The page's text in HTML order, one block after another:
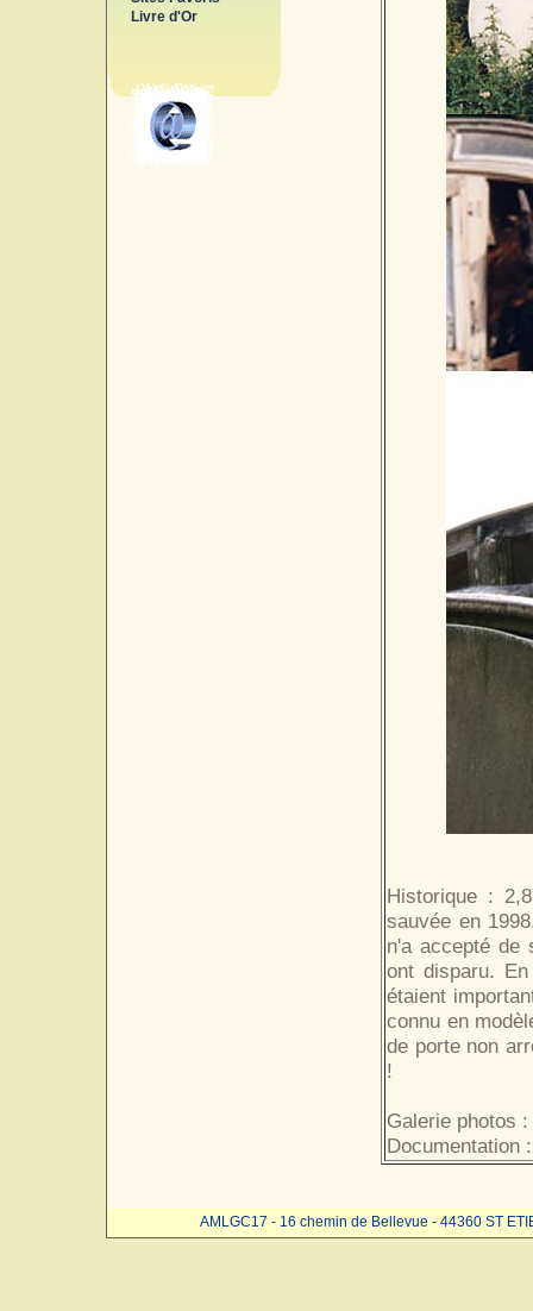
Livre d'Or
Historique :
sauvée en
n'a accepté de
ont disparu.
étaient
connu en
de porte non
!
Galerie photos :
Documentation
AMLGC17 - 16 chemin de Bellevue - 44360 ST